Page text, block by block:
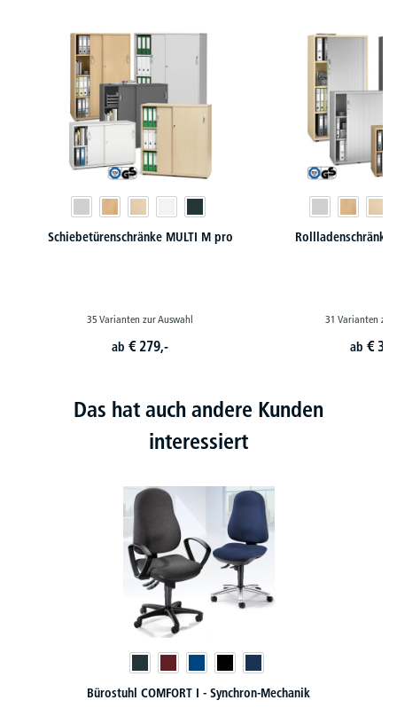
Schiebetürenschränke MULTI M pro
35 Varianten zur Auswahl
ab€ 279,-
Rollladenschränke
31 Varianten zur
ab€
Das hat auch andere Kunden
interessiert
XXL-Bürostuhl CONTROL 24 - bis 200